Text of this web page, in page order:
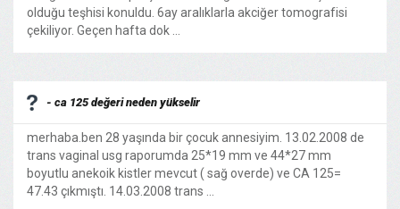
olduğu teşhisi konuldu. 6ay aralıklarla akciğer tomografisi
çekiliyor. Geçen hafta dok ...
- ca 125 değeri neden yükselir
merhaba.ben 28 yaşında bir çocuk annesiyim. 13.02.2008 de
trans vaginal usg raporumda 25*19 mm ve 44*27 mm
boyutlu anekoik kistler mevcut ( sağ overde) ve CA 125=
47.43 çıkmıştı. 14.03.2008 trans ...